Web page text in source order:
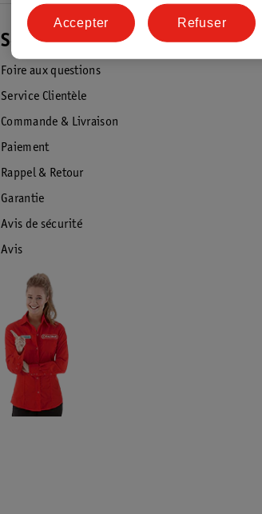
Service Clientèle
Foire aux questions
Service Clientèle
Commande & Livraison
Paiement
Rappel & Retour
Garantie
Avis de sécurité
Avis
Refuser
Accepter